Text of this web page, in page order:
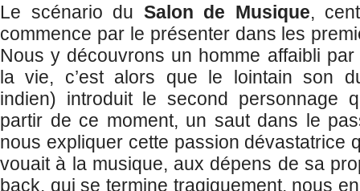
Le scénario du Salon de Musique,
commence par le présenter dans les
Nous y découvrons un homme affaibli par
la vie, c’est alors que le lointain son
indien) introduit le second personnage
partir de ce moment, un saut dans le
nous expliquer cette passion dévastatrice
vouait à la musique, aux dépens de sa
back, qui se termine tragiquement, nous